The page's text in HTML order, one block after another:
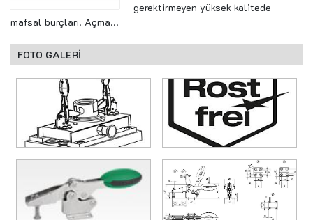
gerektirmeyen yüksek kalitede
mafsal burçları. Açma...
FOTO GALERİ